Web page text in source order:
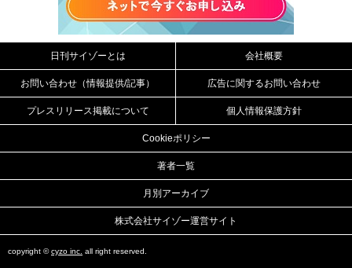
日刊サイゾーとは 会社概要
お問い合わせ（情報提供/記事） 広告に関するお問い合わせ
プレスリリース掲載について 個人情報保護方針
Cookieポリシー
著者一覧
月別アーカイブ
株式会社サイゾー運営サイト
copyright ©cyzo inc. all right reserved.